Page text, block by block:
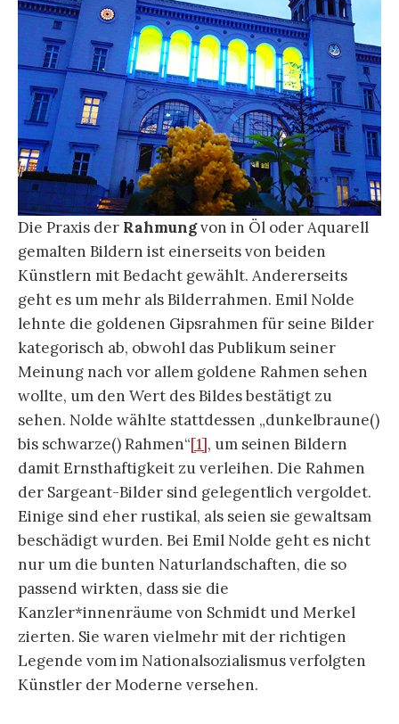
Die Praxis der Rahmungvon in Öl oder Aquarell
gemalten Bildern ist einerseits von beiden
Künstlern mit Bedacht gewählt. Andererseits
geht es um mehr als Bilderrahmen. Emil Nolde
lehnte die goldenen Gipsrahmen für seine Bilder
kategorisch ab, obwohl das Publikum seiner
Meinung nach vor allem goldene Rahmen sehen
wollte, um den Wert des Bildes bestätigt zu
sehen. Nolde wählte stattdessen „dunkelbraune()
bis schwarze() Rahmen“[1], um seinen Bildern
damit Ernsthaftigkeit zu verleihen. Die Rahmen
der Sargeant-Bilder sind gelegentlich vergoldet.
Einige sind eher rustikal, als seien sie gewaltsam
beschädigt wurden. Bei Emil Nolde geht es nicht
nur um die bunten Naturlandschaften, die so
passend wirkten, dass sie die
Kanzler*innenräume von Schmidt und Merkel
zierten. Sie waren vielmehr mit der richtigen
Legende vom im Nationalsozialismus verfolgten
Künstler der Moderne versehen.